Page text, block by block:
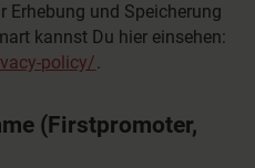
Erhebung und Speicherung
kannst Du hier einsehen:
policy/.
(Firstpromoter,